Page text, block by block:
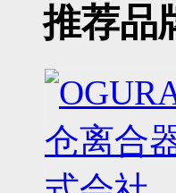
推荐品